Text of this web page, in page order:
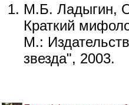
М.Б. Ладыгин,
Краткий
М.:
звезда", 2003.